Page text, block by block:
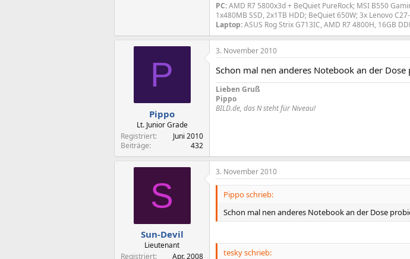
PC:AMD R7 5800x3d + BeQuiet PureRock; MSI B550
1x480MB SSD, 2x1TB HDD; BeQuiet 650W; 3x Lenovo
Laptop:ASUS Rog Strix G713IC, AMD R7 4800H, 16GB
P
Pippo
Lt. Junior Grade
Registriert
Juni 2010
Beiträge
432
3. November 2010
Schon mal nen anderes Notebook an der Dose
Lieben Gruß
Pippo
BILD.de, das N steht für Niveau!
S
Sun-Devil
Lieutenant
Registriert
Apr. 2008
3. November 2010
Pippo schrieb:
Schon mal nen anderes Notebook an der Dose
tesky schrieb: